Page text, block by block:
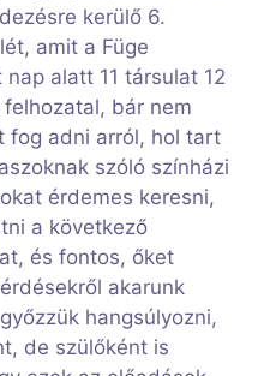
kerülő 6.
amit a Füge
alatt 11 társulat 12
bár nem
fog adni arról, hol tart
szóló színházi
érdemes keresni,
a következő
és fontos, őket
akarunk
hangsúlyozni,
de szülőként is